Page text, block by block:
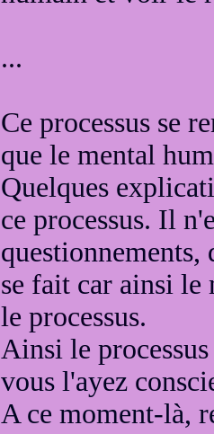
...
Ce processus se
que le mental
Quelques
ce processus. Il
questionnements,
se fait car ainsi
le processus.
Ainsi le
vous l'ayez
A ce moment-là,